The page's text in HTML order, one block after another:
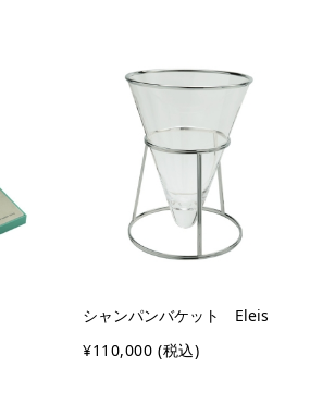
シャンパンバケット Eleis
¥110,000 (税込)